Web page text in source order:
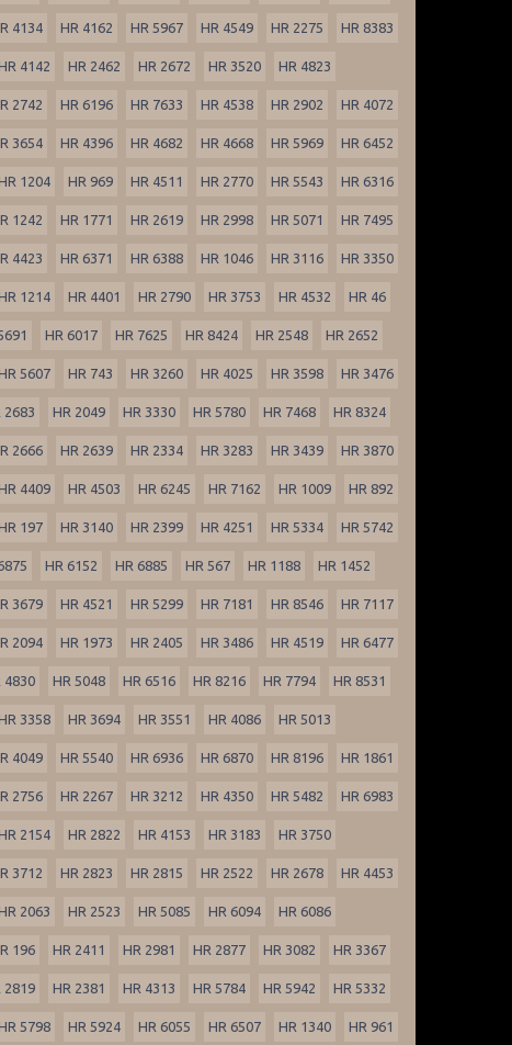
4134 HR 4162 HR 5967 HR 4549 HR 2275 HR 8383
4142 HR 2462 HR 2672 HR 3520 HR 4823
2742 HR 6196 HR 7633 HR 4538 HR 2902 HR 4072
3654 HR 4396 HR 4682 HR 4668 HR 5969 HR 6452
1204 HR 969 HR 4511 HR 2770 HR 5543 HR 6316
1242 HR 1771 HR 2619 HR 2998 HR 5071 HR 7495
4423 HR 6371 HR 6388 HR 1046 HR 3116 HR 3350
1214 HR 4401 HR 2790 HR 3753 HR 4532 HR 46
HR 6017 HR 7625 HR 8424 HR 2548 HR 2652
5607 HR 743 HR 3260 HR 4025 HR 3598 HR 3476
2683 HR 2049 HR 3330 HR 5780 HR 7468 HR 8324
2666 HR 2639 HR 2334 HR 3283 HR 3439 HR 3870
4409 HR 4503 HR 6245 HR 7162 HR 1009 HR 892
197 HR 3140 HR 2399 HR 4251 HR 5334 HR 5742
HR 6152 HR 6885 HR 567 HR 1188 HR 1452
3679 HR 4521 HR 5299 HR 7181 HR 8546 HR 7117
2094 HR 1973 HR 2405 HR 3486 HR 4519 HR 6477
4830 HR 5048 HR 6516 HR 8216 HR 7794 HR 8531
3358 HR 3694 HR 3551 HR 4086 HR 5013
4049 HR 5540 HR 6936 HR 6870 HR 8196 HR 1861
2756 HR 2267 HR 3212 HR 4350 HR 5482 HR 6983
2154 HR 2822 HR 4153 HR 3183 HR 3750
3712 HR 2823 HR 2815 HR 2522 HR 2678 HR 4453
2063 HR 2523 HR 5085 HR 6094 HR 6086
196 HR 2411 HR 2981 HR 2877 HR 3082 HR 3367
2819 HR 2381 HR 4313 HR 5784 HR 5942 HR 5332
5798 HR 5924 HR 6055 HR 6507 HR 1340 HR 961